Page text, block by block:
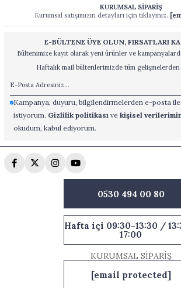
KURUMSAL SİPARİŞ
Kurumsal satışımızın detayları için tıklayınız.
E-BÜLTENE ÜYE OLUN, FIRSATLARI
Bültenimize kayıt olarak yeni ürünler ve
Haftalık mail bültenlerimizde tüm
Kampanya, duyuru, bilgilendirmelerden e-posta
istiyorum. Gizlilik politikasıve kişisel
okudum, kabul ediyorum.
0530 494 00 80
Hafta içi 09:30-13:30 /
17:00
KURUMSAL SİPARİŞ
[email protected]